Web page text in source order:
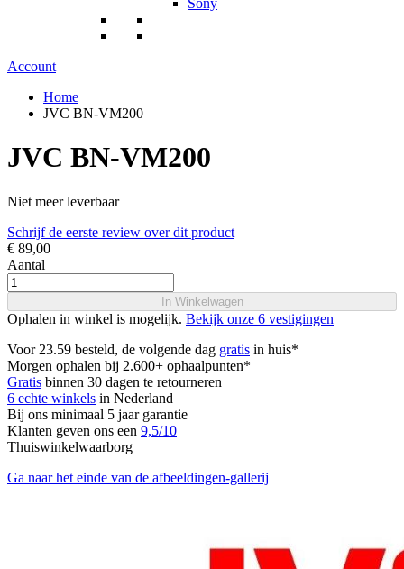
Sony
Account
Home
JVC BN-VM200
JVC BN-VM200
Niet meer leverbaar
Schrijf de eerste review over dit product
€ 89,00
Aantal
In Winkelwagen
Ophalen in winkel is mogelijk. Bekijk onze 6 vestigingen
Voor 23.59 besteld, de volgende dag gratis in huis*
Morgen ophalen bij 2.600+ ophaalpunten*
Gratis binnen 30 dagen te retourneren
6 echte winkels in Nederland
Bij ons minimaal 5 jaar garantie
Klanten geven ons een 9,5/10
Thuiswinkelwaarborg
Ga naar het einde van de afbeeldingen-gallerij